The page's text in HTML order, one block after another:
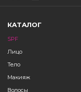
КАТАЛОГ
SPF
Лицо
Тело
Макияж
Волосы